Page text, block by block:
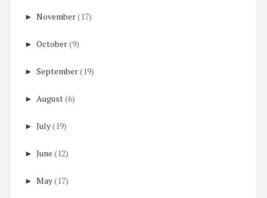
► November(17)
► October(9)
► September(19)
► August(6)
► July(19)
► June (12)
► May(17)